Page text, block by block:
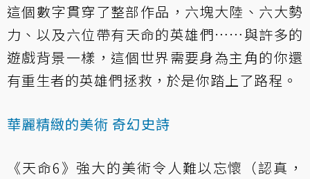
這個數字貫穿了整部作品，六塊大陸、六大勢
力、以及六位帶有天命的英雄們……與許多的
遊戲背景一樣，這個世界需要身為主角的你還
有重生者的英雄們拯救，於是你踏上了路程。
華麗精緻的美術 奇幻史詩
《天命6》強大的美術令人難以忘懷（認真，